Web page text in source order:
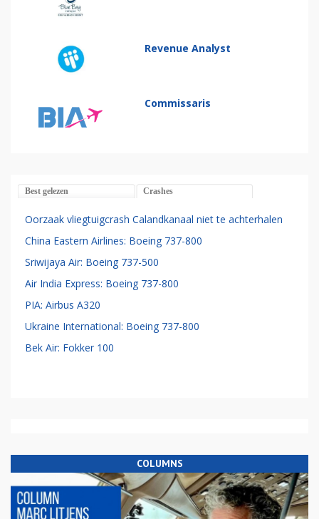
Revenue Analyst
Commissaris
Best gelezen Crashes
Oorzaak vliegtuigcrash Calandkanaal niet te achterhalen
China Eastern Airlines: Boeing 737-800
Sriwijaya Air: Boeing 737-500
Air India Express: Boeing 737-800
PIA: Airbus A320
Ukraine International: Boeing 737-800
Bek Air: Fokker 100
COLUMNS